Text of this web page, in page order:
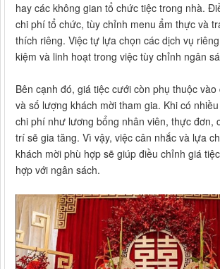
hay các không gian tổ chức tiệc trong nhà.
chi phí tổ chức, tùy chỉnh menu ẩm thực và
thích riêng. Việc tự lựa chọn các dịch vụ
kiệm và linh hoạt trong việc tùy chỉnh ngân
Bên cạnh đó, giá tiệc cưới còn phụ thuộc
và số lượng khách mời tham gia. Khi có
chi phí như lương bổng nhân viên, thực đơn,
trí sẽ gia tăng. Vì vậy, việc cân nhắc và lựa
khách mời phù hợp sẽ giúp điều chỉnh giá
hợp với ngân sách.